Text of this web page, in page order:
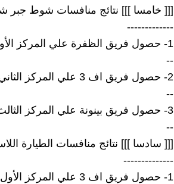
[[[ خامسا ]]] نتائج منافسات شوط جبر
-------------
1- حصول فريق الظفرة علي المركز الأول بالطير أي 82 وبزمن 875 و 17 ثانية.
--
2- حصول فريق اف 3 علي المركز الثاني وبالطير 15 وبزمن 064 و18 ثانية.
--
3- حصول فريق بينونة علي المركز الثالث وبالطير 39 وبزمن 089 و18 ثانية.
--
[[[ سادسا ]]] نتائج منافسات الطيارة
--------------
1- حصول فريق اف 3 علي المركز الأول بالطير ماجنوم وبزمن 972 و52 ثانية.